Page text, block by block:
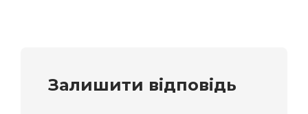
Залишити відповідь